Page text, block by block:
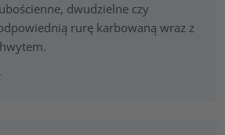
dwudzielne czy
rurę karbowaną wraz z